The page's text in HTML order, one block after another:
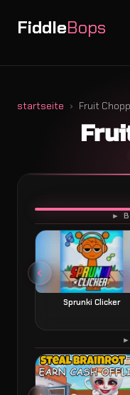
FiddleBops
startseite Fruit
►
Sprunki Clicker